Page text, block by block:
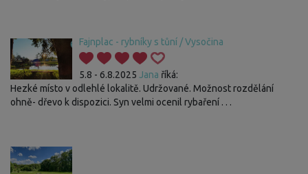
Fajnplac - rybníky s tůní / Vysočina
5.8 - 6.8.2025 Jana říká:
Hezké místo v odlehlé lokalitě. Udržované. Možnost rozdělání
ohně- dřevo k dispozici. Syn velmi ocenil rybaření . . .